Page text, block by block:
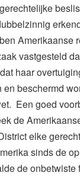
Amerikaanse
vastgesteld
haar
beschermd
Een goed
de
elke
sinds de
de onbetwiste